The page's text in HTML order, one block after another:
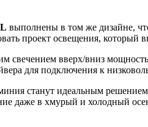
выполнены в том же дизайне,
проект освещения, который
свечением вверх/вниз
для подключения к
станут идеальным решением
даже в хмурый и холодный